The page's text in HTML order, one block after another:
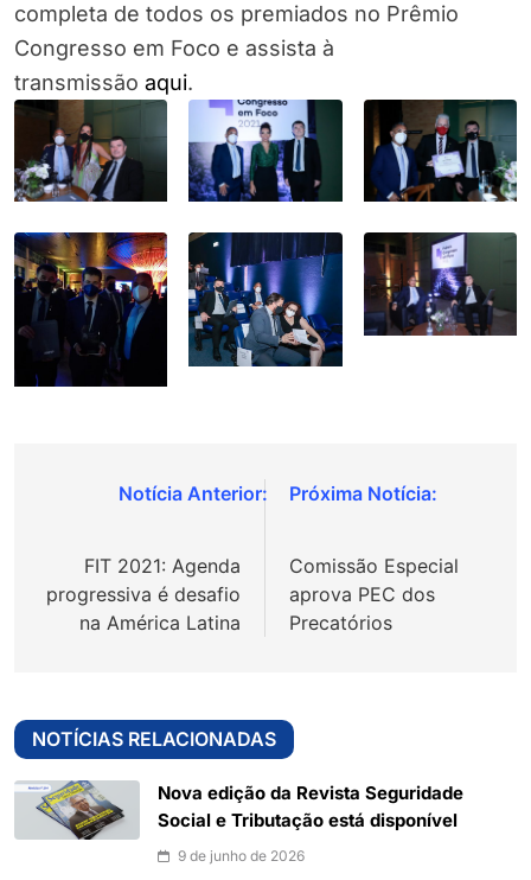
completa de todos os premiados no Prêmio
Congresso em Foco e assista à
transmissão aqui.
Navegação
Post
FIT 2021: Agenda
progressiva é desafio
na América Latina
Comissão Especial
aprova PEC dos
Precatórios
NOTÍCIAS RELACIONADAS
Nova edição da Revista Seguridade
Social e Tributação está disponível
9 de junho de 2026